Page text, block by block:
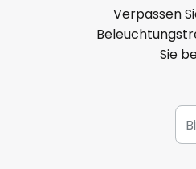
Verpassen
Sie